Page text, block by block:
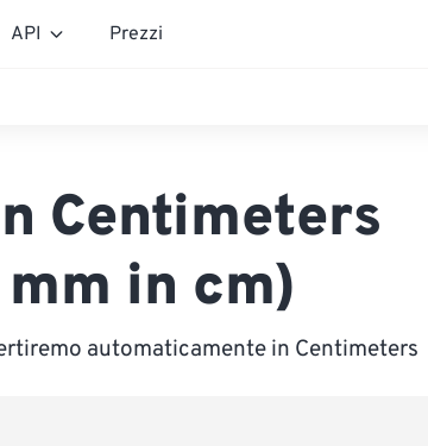
API Prezzi
Centimeters
in cm)
automaticamente in Centimeters